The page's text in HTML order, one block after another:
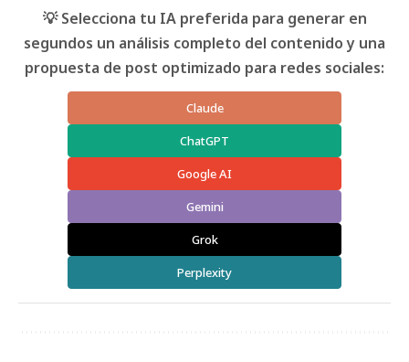
💡 Selecciona tu IA preferida para generar en
segundos un análisis completo del contenido y una
propuesta de post optimizado para redes sociales:
Claude
ChatGPT
Google AI
Gemini
Grok
Perplexity